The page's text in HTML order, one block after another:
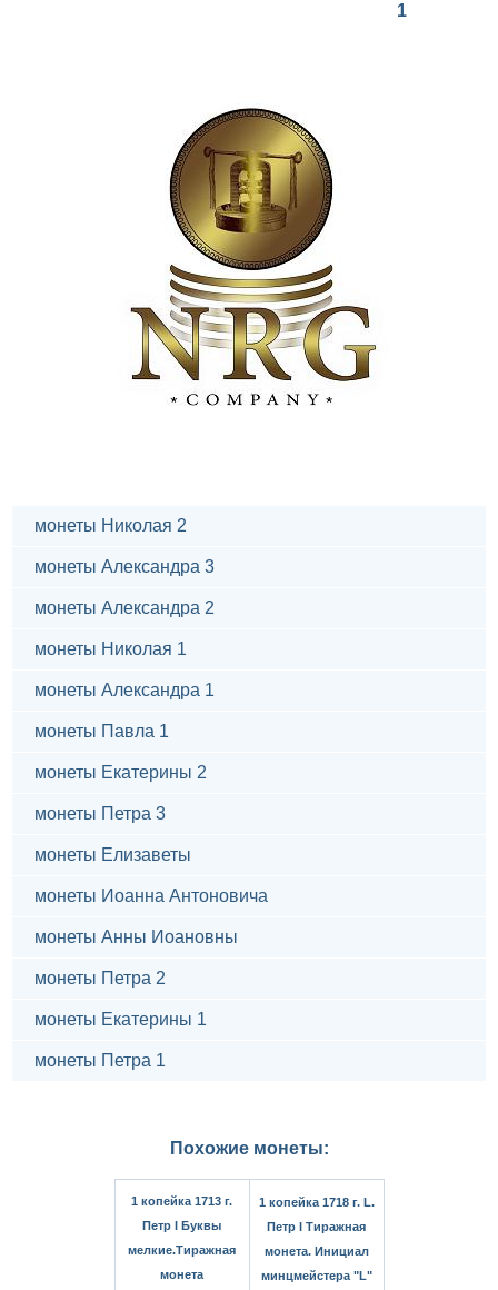
1
монеты Николая 2
монеты Александра 3
монеты Александра 2
монеты Николая 1
монеты Александра 1
монеты Павла 1
монеты Екатерины 2
монеты Петра 3
монеты Елизаветы
монеты Иоанна Антоновича
монеты Анны Иоановны
монеты Петра 2
монеты Екатерины 1
монеты Петра 1
Похожие монеты:
1 копейка 1713 г.
Петр I Буквы
мелкие.Тиражная
монета
1 копейка 1718 г. L.
Петр I Тиражная
монета. Инициал
минцмейстера "L"